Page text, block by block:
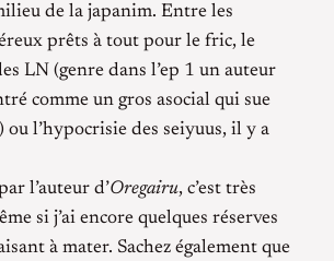
de la japanim. Entre les
prêts à tout pour le fric, le
LN (genre dans l’ep 1 un auteur
comme un gros asocial qui sue
ou l’hypocrisie des seiyuus, il y a
l’auteur d’Oregairu, c’est très
si j’ai encore quelques réserves
à mater. Sachez également que